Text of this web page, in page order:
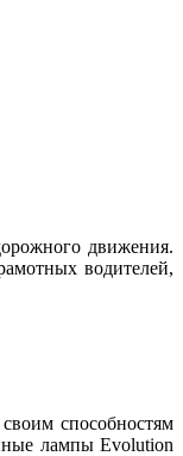
движения.
водителей,
способностям
лампы Evolution